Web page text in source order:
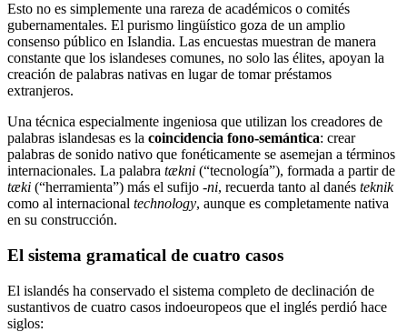
Esto no es simplemente una rareza de académicos o comités
gubernamentales. El purismo lingüístico goza de un amplio
consenso público en Islandia. Las encuestas muestran de manera
constante que los islandeses comunes, no solo las élites, apoyan la
creación de palabras nativas en lugar de tomar préstamos
extranjeros.
Una técnica especialmente ingeniosa que utilizan los creadores de
palabras islandesas es la coincidencia fono-semántica: crear
palabras de sonido nativo que fonéticamente se asemejan a términos
internacionales. La palabra tækni (“tecnología”), formada a partir de
tæki (“herramienta”) más el sufijo -ni, recuerda tanto al danés teknik
como al internacional technology, aunque es completamente nativa
en su construcción.
El sistema gramatical de cuatro casos
El islandés ha conservado el sistema completo de declinación de
sustantivos de cuatro casos indoeuropeos que el inglés perdió hace
siglos: